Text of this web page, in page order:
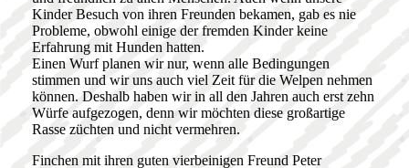
Kinder Besuch von ihren Freunden bekamen, gab es nie
Probleme, obwohl einige der fremden Kinder keine
Erfahrung mit Hunden hatten.
Einen Wurf planen wir nur, wenn alle Bedingungen
stimmen und wir uns auch viel Zeit für die Welpen nehmen
können. Deshalb haben wir in all den Jahren auch erst zehn
Würfe aufgezogen, denn wir möchten diese großartige
Rasse züchten und nicht vermehren.
Finchen mit ihren guten vierbeinigen Freund Peter